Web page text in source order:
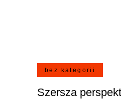
bez kategorii
Szersza